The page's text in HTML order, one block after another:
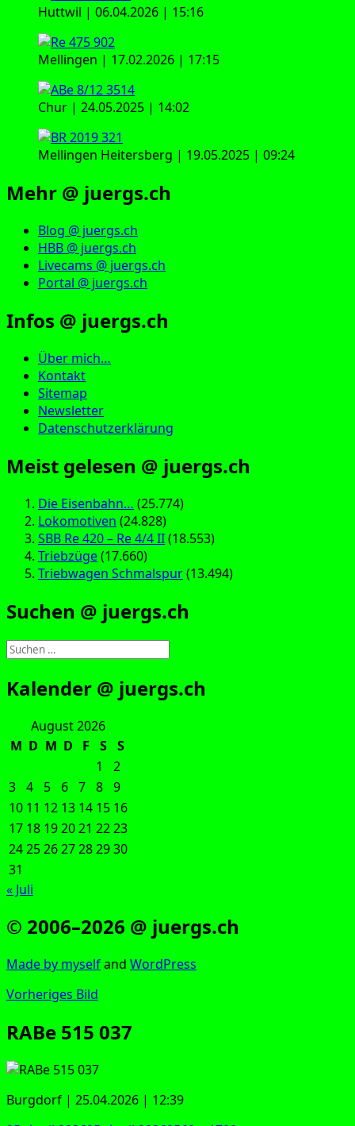
Huttwil | 06.04.2026 | 15:16
Mellingen | 17.02.2026 | 17:15
Chur | 24.05.2025 | 14:02
Mellingen Heitersberg | 19.05.2025 | 09:24
Mehr @ juergs.ch
Blog @ juergs.ch
HBB @ juergs.ch
Livecams @ juergs.ch
Portal @ juergs.ch
Infos @ juergs.ch
Über mich…
Kontakt
Sitemap
Newsletter
Datenschutzerklärung
Meist gelesen @ juergs.ch
Die Eisenbahn… (25.774)
Lokomotiven (24.828)
SBB Re 420 – Re 4/4 II(18.553)
Triebzüge(17.660)
Triebwagen Schmalspur(13.494)
Suchen @ juergs.ch
Suchen
nach:
Kalender @ juergs.ch
August 2026
M D M D F S
S
1
2
3 4 5 6 7 8 9
10 11 12 13 14 15 16
17 18 192021 2223
24252627282930
31
« Juli
© 2006–2026 @ juergs.ch
Made by mys­elfand Word­Press
Vorheriges Bild
RABe 515 037
Burg­dorf | 25.04.2026 | 12:39